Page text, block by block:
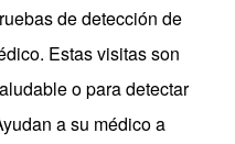
de detección de
Estas visitas son
o para detectar
a su médico a